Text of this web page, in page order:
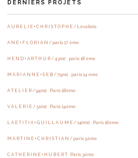
DERNIERS PROJETS
A U R E L I E + C H R I S T O P H E / Levallois
A N E + F L O R I A N / paris 17 ème
H E N D + A R T H U R / 43m2 . paris 18 ème
M A R I A N N E + S E B / 79m2 . paris 14 ème
A T E L I E R / 94m2 . Paris 18ème
V A L E R I E / 51m2 . Paris 14ème
L A E T I T I A + G U I L L A U M E / 140m2 . Paris 16ème
M A R T I N E + C H R I S T I A N / paris 5ème
C A T H E R I N E + H U B E R T . Paris 3ème